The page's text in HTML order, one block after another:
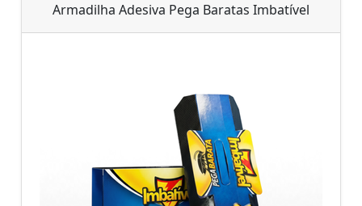
Armadilha Adesiva Pega Baratas Imbatível